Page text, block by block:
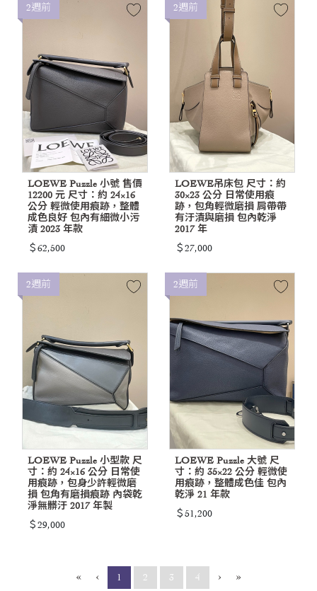
2週前
LOEWE Puzzle 小號 售價
12200 元 尺寸：約 24×16
公分 輕微使用痕跡，整體
成色良好 包內有細微小污
漬 2023 年款
＄62,500
2週前
LOEWE吊床包 尺寸：約
30×23 公分 日常使用痕
跡，包角輕微磨損 肩帶帶
有汙漬與磨損 包內乾淨
2017 年
＄27,000
2週前
LOEWE Puzzle 小型款 尺
寸：約 24×16 公分 日常使
用痕跡，包身少許輕微磨
損 包角有磨損痕跡 內袋乾
淨無髒汙 2017 年製
＄29,000
2週前
LOEWE Puzzle 大號 尺
寸：約 35×22 公分 輕微使
用痕跡，整體成色佳 包內
乾淨 21 年款
＄51,200
« ‹ 1 (current)
2 3 4 › »